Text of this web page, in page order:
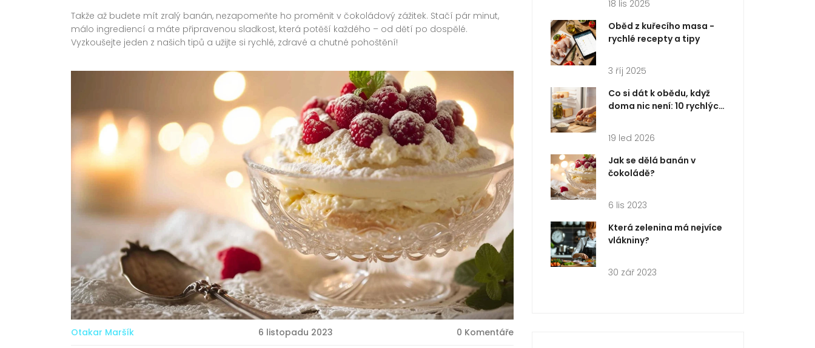
Takže až budete mít zralý banán, nezapomeňte ho proměnit v čokoládový zážitek. Stačí pár minut,
málo ingrediencí a máte připravenou sladkost, která potěší každého – od dětí po dospělé.
Vyzkoušejte jeden z našich tipů a užijte si rychlé, zdravé a chutné pohoštění!
Otakar Maršík 6 listopadu 2023 0 Komentáře
18 lis 2025
Oběd z kuřecího masa -
rychlé recepty a tipy
3 říj 2025
Co si dát k obědu, když
doma nic není: 10 rychlých
19 led 2026
Jak se dělá banán v
čokoládě?
6 lis 2023
Která zelenina má nejvíce
vlákniny?
30 zář 2023